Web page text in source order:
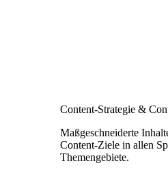
Content-Strategie &
Maßgeschneiderte
Content-Ziele in allen
Themengebiete.